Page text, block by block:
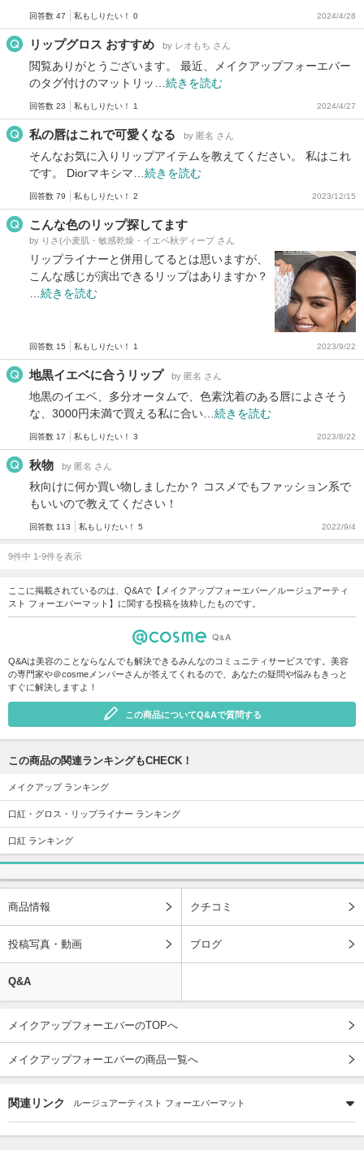
回答数 47 私もしりたい！ 0 2024/4/28
リップグロス おすすめ by レオもち さん
閲覧ありがとうございます。 最近、メイクアップフォーエバー
のタグ付けのマットリッ… 続きを読む
回答数 23 私もしりたい！ 1 2024/4/27
私の唇はこれで可愛くなる by 匿名 さん
そんなお気に入りリップアイテムを教えてください。 私はこれ
です。 Diorマキシマ… 続きを読む
回答数 79 私もしりたい！ 2 2023/12/15
こんな色のリップ探してます
by りさ(小麦肌・敏感乾燥・イエベ秋ディープ さん
リップライナーと併用してるとは思いますが、
こんな感じが演出できるリップはありますか？
続きを読む
回答数 15 私もしりたい！ 1 2023/9/22
地黒イエベに合うリップ by 匿名 さん
地黒のイエベ、多分オータムで、色素沈着のある唇によさそう
な、3000円未満で買える私に合い… 続きを読む
回答数 17 私もしりたい！ 3 2023/8/22
秋物 by 匿名 さん
秋向けに何か買い物しましたか？ コスメでもファッション系で
もいいので教えてください！
回答数 113 私もしりたい！ 5 2022/9/4
9件中 1-9件を表示
ここに掲載されているのは、Q&Aで【メイクアップフォーエバー／ルージュアーティ
スト フォーエバーマット】に関する投稿を抜粋したものです。
Q&Aは美容のことならなんでも解決できるみんなのコミュニティサービスです。美容
の専門家や＠cosmeメンバーさんが答えてくれるので、あなたの疑問や悩みもきっと
すぐに解決しますよ！
この商品についてQ&Aで質問する
この商品の関連ランキングもCHECK！
メイクアップ ランキング
口紅・グロス・リップライナー ランキング
口紅 ランキング
商品情報 クチコミ
投稿写真・動画 ブログ
Q&A
メイクアップフォーエバーのTOPへ
メイクアップフォーエバーの商品一覧へ
関連リンク ルージュアーティスト フォーエバーマット